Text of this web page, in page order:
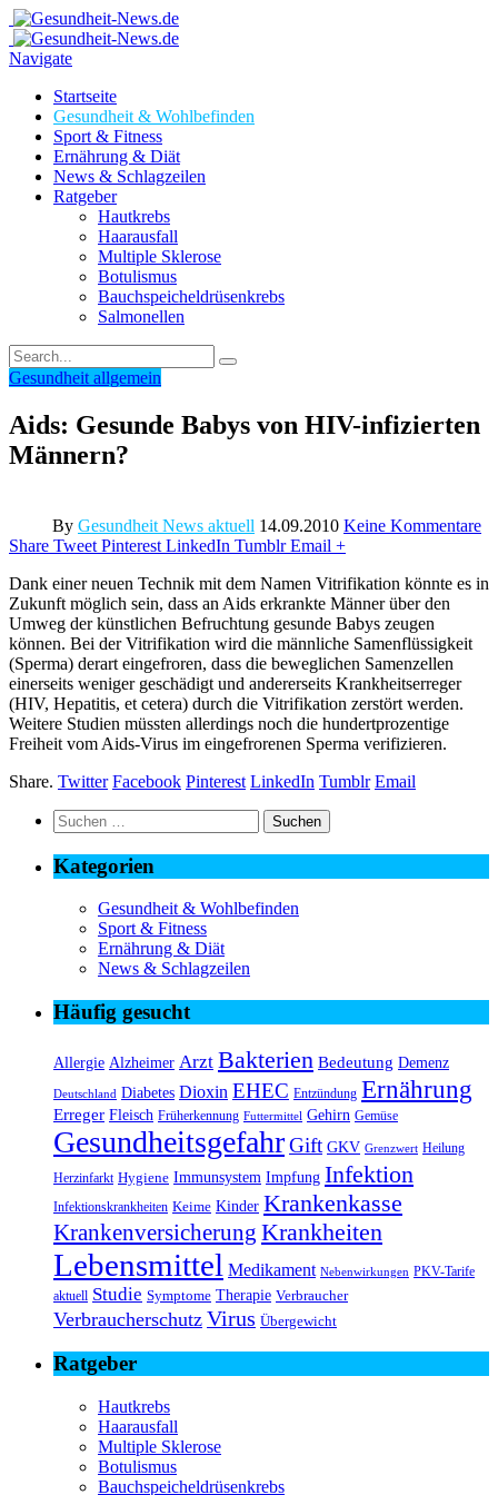
Navigate
Startseite
Gesundheit & Wohlbefinden
Sport & Fitness
Ernährung & Diät
News & Schlagzeilen
Ratgeber
Hautkrebs
Haarausfall
Multiple Sklerose
Botulismus
Bauchspeicheldrüsenkrebs
Salmonellen
Gesundheit allgemein
Aids: Gesunde Babys von HIV-infizierten
Männern?
By Gesundheit News aktuell 14.09.2010 Keine Kommentare
Share Tweet Pinterest LinkedIn Tumblr Email +
Dank einer neuen Technik mit dem Namen Vitrifikation könnte es in
Zukunft möglich sein, dass an Aids erkrankte Männer über den
Umweg der künstlichen Befruchtung gesunde Babys zeugen
können. Bei der Vitrifikation wird die männliche Samenflüssigkeit
(Sperma) derart eingefroren, dass die beweglichen Samenzellen
einerseits weniger geschädigt und andererseits Krankheitserreger
(HIV, Hepatitis, et cetera) durch die Vitrifikation zerstört werden.
Weitere Studien müssten allerdings noch die hundertprozentige
Freiheit vom Aids-Virus im eingefrorenen Sperma verifizieren.
Share. Twitter Facebook Pinterest LinkedIn Tumblr Email
Suchen
nach:
Kategorien
Gesundheit & Wohlbefinden
Sport & Fitness
Ernährung & Diät
News & Schlagzeilen
Häufig gesucht
Allergie Alzheimer Arzt Bakterien Bedeutung Demenz
Deutschland Diabetes Dioxin EHEC Entzündung Ernährung
Erreger Fleisch Früherkennung Futtermittel Gehirn Gemüse
GesundheitsgefahrGift GKV Grenzwert Heilung
Herzinfarkt Hygiene Immunsystem Impfung Infektion
Infektionskrankheiten Keime Kinder Krankenkasse
Krankenversicherung Krankheiten
Lebensmittel Medikament Nebenwirkungen PKV-Tarife
aktuell Studie Symptome Therapie Verbraucher
Verbraucherschutz Virus Übergewicht
Ratgeber
Hautkrebs
Haarausfall
Multiple Sklerose
Botulismus
Bauchspeicheldrüsenkrebs